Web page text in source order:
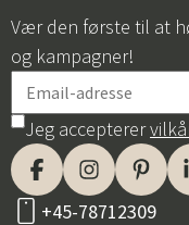
Vær den første til at
og kampagner!
Jeg accepterer
+45-78712309